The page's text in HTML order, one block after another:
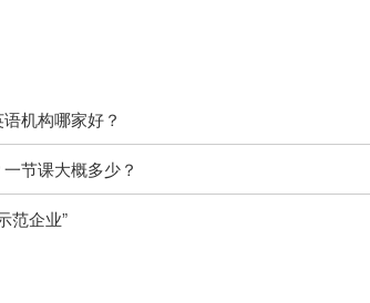
机构哪家好？
节课大概多少？
范企业”